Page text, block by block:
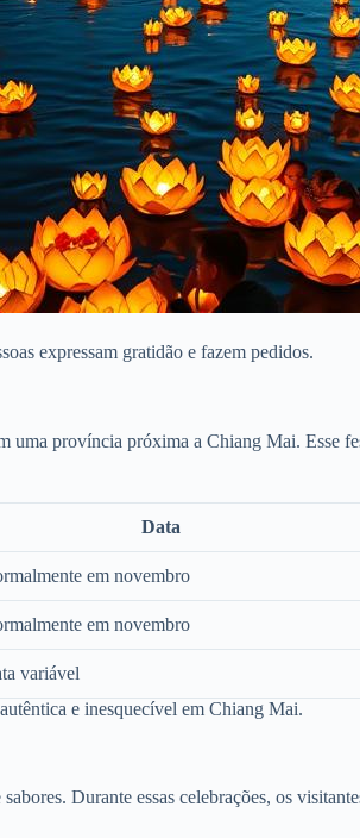
expressam gratidão e fazem pedidos.
uma província próxima a Chiang Mai. Esse
Data
em novembro
em novembro
variável
e inesquecível em Chiang Mai.
Durante essas celebrações, os